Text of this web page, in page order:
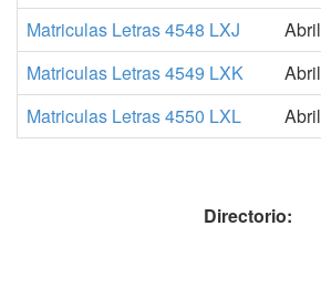
Matriculas Letras 4548 LXJ
Abril
Matriculas Letras 4549 LXK
Abril
Matriculas Letras 4550 LXL
Abril
Directorio: